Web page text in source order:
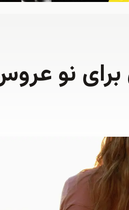
نو